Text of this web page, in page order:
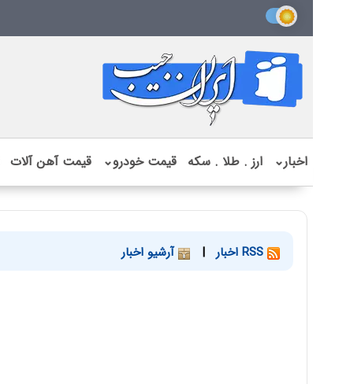
اخبار⌄ ارز . طلا . سکه قیمت خودرو⌄ قیمت آهن آلات
| آرشیو اخبار